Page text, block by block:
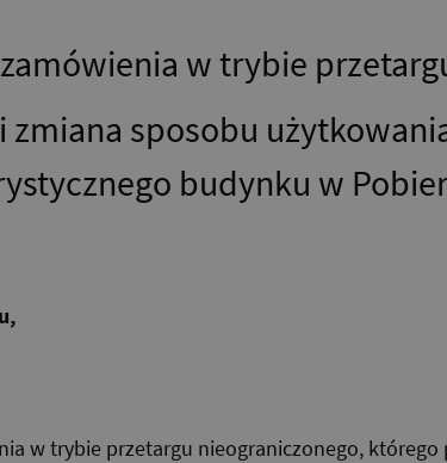
w trybie
sposobu
budynku w
w trybie przetargu nieograniczonego,